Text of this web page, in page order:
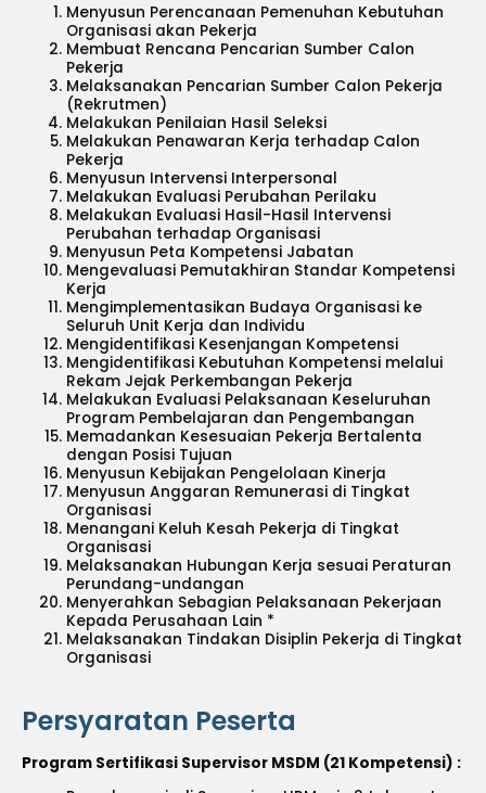
Menyusun Perencanaan Pemenuhan Kebutuhan
Organisasi akan Pekerja
Membuat Rencana Pencarian Sumber Calon
Pekerja
Melaksanakan Pencarian Sumber Calon Pekerja
(Rekrutmen)
Melakukan Penilaian Hasil Seleksi
Melakukan Penawaran Kerja terhadap Calon
Pekerja
Menyusun Intervensi Interpersonal
Melakukan Evaluasi Perubahan Perilaku
Melakukan Evaluasi Hasil-Hasil Intervensi
Perubahan terhadap Organisasi
Menyusun Peta Kompetensi Jabatan
Mengevaluasi Pemutakhiran Standar Kompetensi
Kerja
Mengimplementasikan Budaya Organisasi ke
Seluruh Unit Kerja dan Individu
Mengidentifikasi Kesenjangan Kompetensi
Mengidentifikasi Kebutuhan Kompetensi melalui
Rekam Jejak Perkembangan Pekerja
Melakukan Evaluasi Pelaksanaan Keseluruhan
Program Pembelajaran dan Pengembangan
Memadankan Kesesuaian Pekerja Bertalenta
dengan Posisi Tujuan
Menyusun Kebijakan Pengelolaan Kinerja
Menyusun Anggaran Remunerasi di Tingkat
Organisasi
Menangani Keluh Kesah Pekerja di Tingkat
Organisasi
Melaksanakan Hubungan Kerja sesuai Peraturan
Perundang-undangan
Menyerahkan Sebagian Pelaksanaan Pekerjaan
Kepada Perusahaan Lain *
Melaksanakan Tindakan Disiplin Pekerja di Tingkat
Organisasi
Persyaratan Peserta
Program Sertifikasi Supervisor MSDM (21 Kompetensi) :